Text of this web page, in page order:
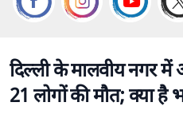
दिल्ली के मालवीय नगर
21 लोगों की मौत; क्या